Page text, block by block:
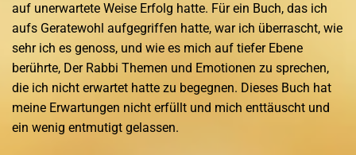
auf unerwartete Weise Erfolg hatte. Für ein Buch, das ich
aufs Geratewohl aufgegriffen hatte, war ich überrascht, wie
sehr ich es genoss, und wie es mich auf tiefer Ebene
berührte, Der Rabbi Themen und Emotionen zu sprechen,
die ich nicht erwartet hatte zu begegnen. Dieses Buch hat
meine Erwartungen nicht erfüllt und mich enttäuscht und
ein wenig entmutigt gelassen.